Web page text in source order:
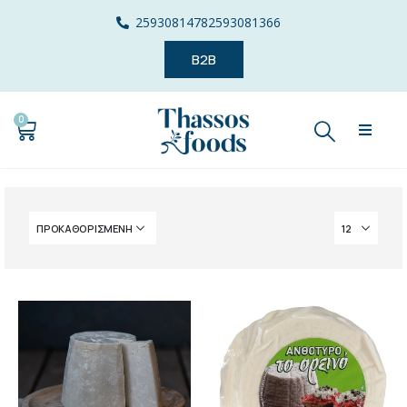
25930814782593081366
B2B
0